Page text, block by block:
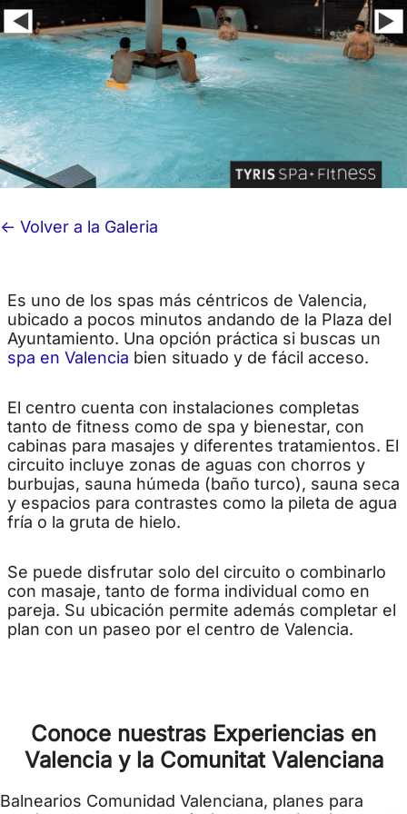
<- Volver a la Galeria
Es uno de los spas más céntricos de Valencia,
ubicado a pocos minutos andando de la Plaza del
Ayuntamiento. Una opción práctica si buscas un
spa en Valencia bien situado y de fácil acceso.
El centro cuenta con instalaciones completas
tanto de fitness como de spa y bienestar, con
cabinas para masajes y diferentes tratamientos. El
circuito incluye zonas de aguas con chorros y
burbujas, sauna húmeda (baño turco), sauna seca
y espacios para contrastes como la pileta de agua
fría o la gruta de hielo.
Se puede disfrutar solo del circuito o combinarlo
con masaje, tanto de forma individual como en
pareja. Su ubicación permite además completar el
plan con un paseo por el centro de Valencia.
Conoce nuestras Experiencias en
Valencia y la Comunitat Valenciana
Balnearios Comunidad Valenciana, planes para